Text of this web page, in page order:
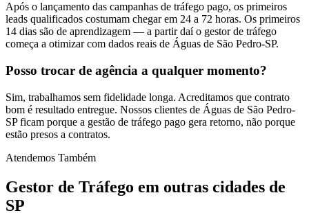
Após o lançamento das campanhas de tráfego pago, os primeiros
leads qualificados costumam chegar em 24 a 72 horas. Os primeiros
14 dias são de aprendizagem — a partir daí o gestor de tráfego
começa a otimizar com dados reais de Águas de São Pedro-SP.
Posso trocar de agência a qualquer momento?
Sim, trabalhamos sem fidelidade longa. Acreditamos que contrato
bom é resultado entregue. Nossos clientes de Águas de São Pedro-
SP ficam porque a gestão de tráfego pago gera retorno, não porque
estão presos a contratos.
Atendemos Também
Gestor de Tráfego em outras cidades de
SP